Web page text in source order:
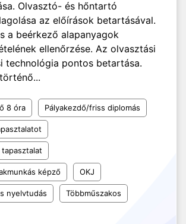
Olvasztó- és hőntartó
az előírások betartásával.
a beérkező alapanyagok
ellenőrzése. Az olvasztási
technológia pontos betartása.
8 óra Pályakezdő/friss diplomás
képző OKJ
nyelvtudás Többműszakos